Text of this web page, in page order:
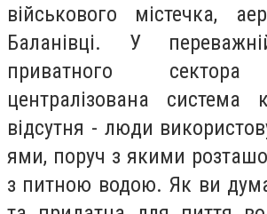
військового містечка,
Баланівці. У
приватного сектора
централізована система
відсутня - люди
ями, поруч з якими
з питною водою. Як ви